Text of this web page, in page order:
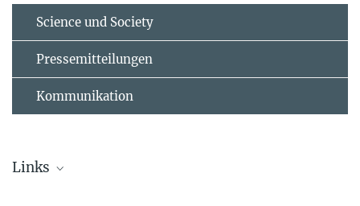
Science und Society
Pressemitteilungen
Kommunikation
Links